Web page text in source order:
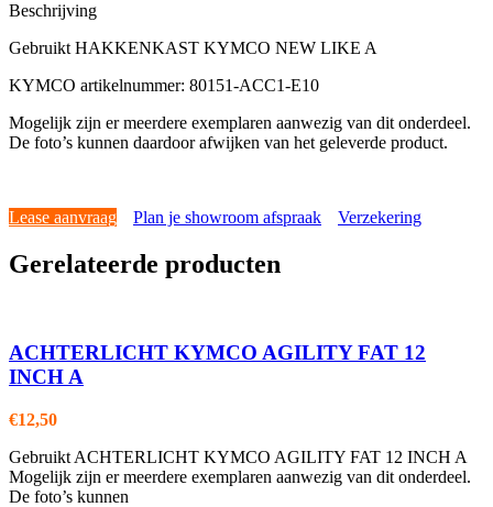
Beschrijving
Gebruikt HAKKENKAST KYMCO NEW LIKE A
KYMCO artikelnummer: 80151-ACC1-E10
Mogelijk zijn er meerdere exemplaren aanwezig van dit onderdeel.
De foto’s kunnen daardoor afwijken van het geleverde product.
Lease aanvraag Plan je showroom afspraak Verzekering
Gerelateerde producten
ACHTERLICHT KYMCO AGILITY FAT 12
INCH A
€12,50
Gebruikt ACHTERLICHT KYMCO AGILITY FAT 12 INCH A
Mogelijk zijn er meerdere exemplaren aanwezig van dit onderdeel.
De foto’s kunnen